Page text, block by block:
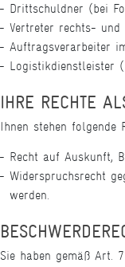
Drittschuldner (bei
Vertreter rechts- und
Auftragsverarbeiter
Logistikdienstleister
IHRE RECHTE
Ihnen stehen folgende
Recht auf Auskunft,
Widerspruchsrecht
werden.
Sie haben gemäß Art.